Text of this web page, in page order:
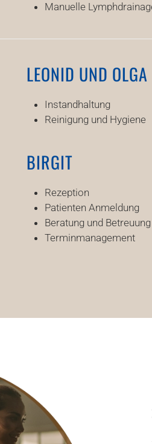
Manuelle
LEONID UND OLGA
Instandhaltung
Reinigung und Hygiene
BIRGIT
Rezeption
Patienten Anmeldung
Beratung und Betreuung
Terminmanagement